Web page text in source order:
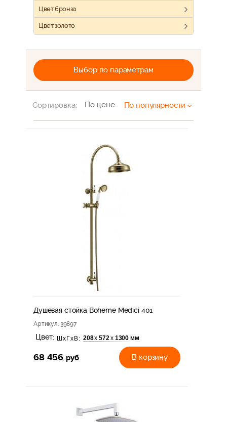
Цвет бронза
Цвет золото
Выбор по параметрам
Сортировка: По цене По популярности
Душевая стойка Boheme Medici 401
Артикул: 39897
Цвет: ШхГхВ: 208х 572 х 1300 мм
68 456 руб В корзину